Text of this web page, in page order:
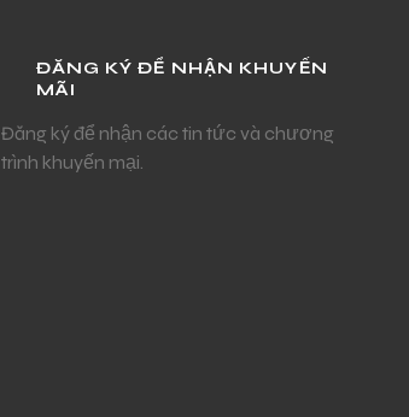
ĐĂNG KÝ ĐỂ NHẬN KHUYẾN
MÃI
Đăng ký để nhận các tin tức và chương
trình khuyến mại.